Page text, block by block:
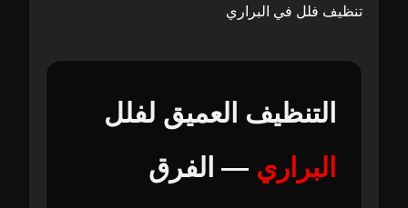
تنظيف فلل في البراري
التنظيف العميق لفلل
البراري — الفرق